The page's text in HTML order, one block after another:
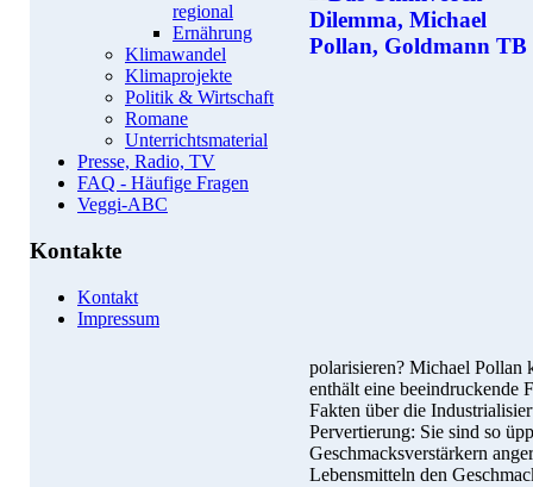
regional
Ernährung
Klimawandel
Klimaprojekte
Politik & Wirtschaft
Romane
Unterrichtsmaterial
Presse, Radio, TV
FAQ - Häufige Fragen
Veggi-ABC
Kontakte
Kontakt
Impressum
polarisieren? Michael Pollan
enthält eine beeindruckende
Fakten über die
Pervertierung: Sie sind so
Geschmacksverstärkern
Lebensmitteln den